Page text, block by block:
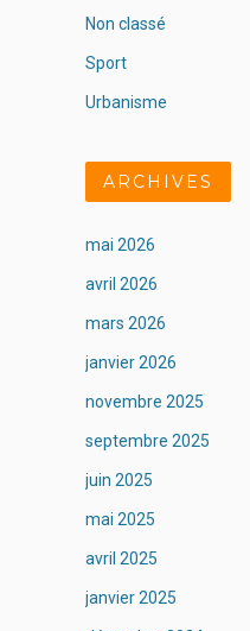
Non classé
Sport
Urbanisme
ARCHIVES
mai 2026
avril 2026
mars 2026
janvier 2026
novembre 2025
septembre 2025
juin 2025
mai 2025
avril 2025
janvier 2025